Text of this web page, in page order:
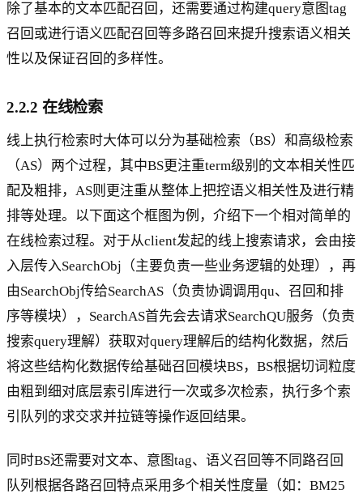
除了基本的文本匹配召回，还需要通过构建query意图tag
召回或进行语义匹配召回等多路召回来提升搜索语义相关
性以及保证召回的多样性。
2.2.2 在线检索
线上执行检索时大体可以分为基础检索（BS）和高级检索
（AS）两个过程，其中BS更注重term级别的文本相关性匹
配及粗排，AS则更注重从整体上把控语义相关性及进行精
排等处理。以下面这个框图为例，介绍下一个相对简单的
在线检索过程。对于从client发起的线上搜索请求，会由接
入层传入SearchObj（主要负责一些业务逻辑的处理），再
由SearchObj传给SearchAS（负责协调调用qu、召回和排
序等模块），SearchAS首先会去请求SearchQU服务（负责
搜索query理解）获取对query理解后的结构化数据，然后
将这些结构化数据传给基础召回模块BS，BS根据切词粒度
由粗到细对底层索引库进行一次或多次检索，执行多个索
引队列的求交求并拉链等操作返回结果。
同时BS还需要对文本、意图tag、语义召回等不同路召回
队列根据各路召回特点采用多个相关性度量（如：BM25